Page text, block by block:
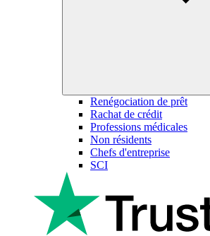
Renégociation de prêt
Rachat de crédit
Professions médicales
Non résidents
Chefs d'entreprise
SCI